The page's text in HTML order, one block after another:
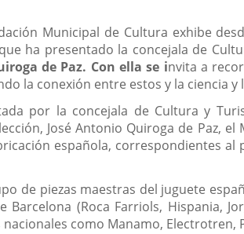
Municipal de Cultura exhibe
ha presentado la concejala de
de Paz. Con ella se invita a
la conexión entre estos y la ciencia y
por la concejala de Cultura y
José Antonio Quiroga de Paz,
española, correspondientes
de piezas maestras del juguete
(Roca Farriols, Hispania,
como Manamo, Electrotren,